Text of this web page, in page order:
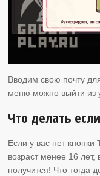
Вводим свою почту
меню можно выйти из
Что делать
Если у вас нет кнопки
возраст менее 16 лет,
получится! Что тогда